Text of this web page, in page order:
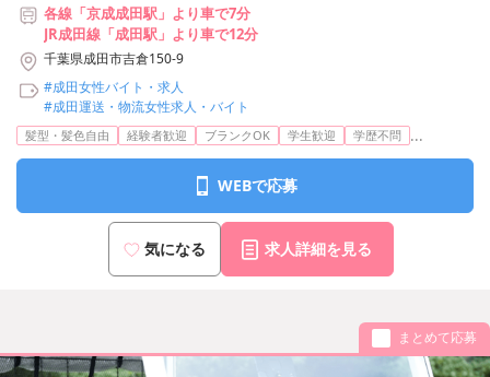
各線「京成成田駅」より車で7分
JR成田線「成田駅」より車で12分
千葉県成田市吉倉150-9
#成田女性バイト・求人
#成田運送・物流女性求人・バイト
髪型・髪色自由 経験者歓迎 ブランクOK 学生歓迎 学歴不問 ...
WEBで応募
気になる 求人詳細を見る
まとめて応募